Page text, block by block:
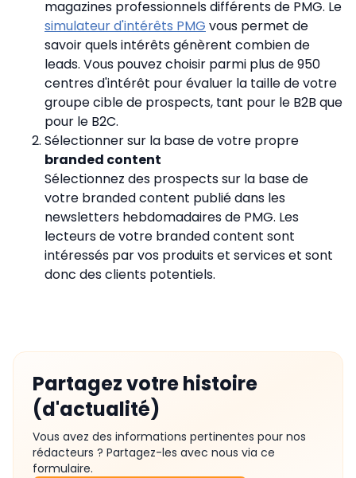
magazines professionnels différents de PMG. Le
simulateur d'intérêts PMG vous permet de
savoir quels intérêts génèrent combien de
leads. Vous pouvez choisir parmi plus de 950
centres d'intérêt pour évaluer la taille de votre
groupe cible de prospects, tant pour le B2B que
pour le B2C.
Sélectionner sur la base de votre propre
branded content
Sélectionnez des prospects sur la base de
votre branded content publié dans les
newsletters hebdomadaires de PMG. Les
lecteurs de votre branded content sont
intéressés par vos produits et services et sont
donc des clients potentiels.
Partagez votre histoire
(d'actualité)
Vous avez des informations pertinentes pour nos
rédacteurs ? Partagez-les avec nous via ce
formulaire.